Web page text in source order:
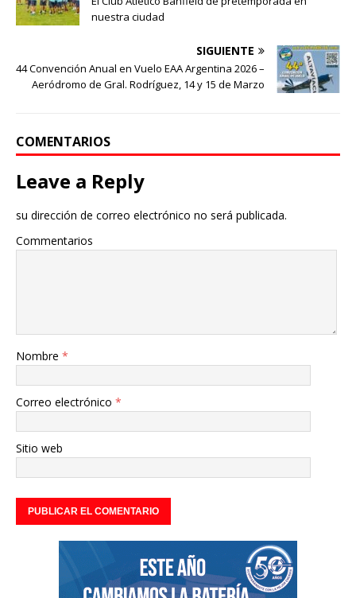
nuestra ciudad
SIGUIENTE
44 Convención Anual en Vuelo EAA Argentina 2026 –
Aeródromo de Gral. Rodríguez, 14 y 15 de Marzo
COMENTARIOS
Leave a Reply
su dirección de correo electrónico no será publicada.
Commentarios
Nombre *
Correo electrónico *
Sitio web